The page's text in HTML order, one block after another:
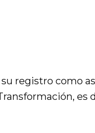
registro como
es